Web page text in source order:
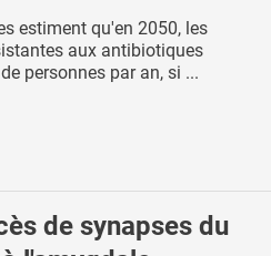
estiment qu'en 2050, les
aux antibiotiques
personnes par an, si ...
de synapses du